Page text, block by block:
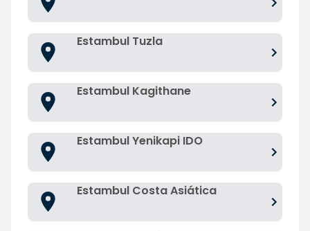
Estambul Tuzla
Estambul Kagithane
Estambul Yenikapi IDO
Estambul Costa Asiática